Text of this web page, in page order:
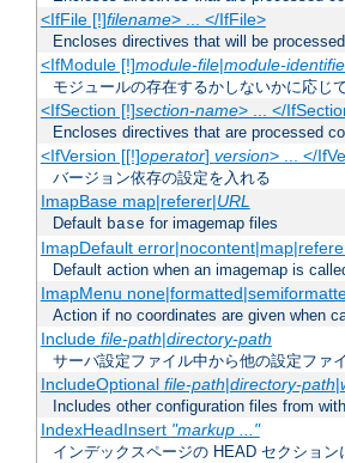
<IfFile [!]filename> ... </IfFile>
Encloses directives that will be
<IfModule [!]module-file|module-
モジュールの存在するかしないかに応じ
<IfSection [!]section-name> ... </
Encloses directives that are processed
<IfVersion [[!]operator] version> ... </
バージョン依存の設定を入れる
ImapBase map|referer|URL
Default base for imagemap files
ImapDefault
Default action when an imagemap is
ImapMenu
Action if no coordinates are given when
Include file-path|directory-path
サーバ設定ファイル中から他の設定ファ
IncludeOptional file-path|directory-path|
Includes other configuration files from
IndexHeadInsert "markup ..."
インデックスページの HEAD セクション